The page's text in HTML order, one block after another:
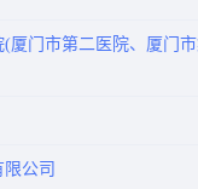
厦门市第二医院、厦门
公司